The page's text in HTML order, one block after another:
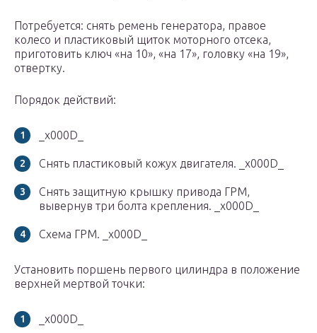
Потребуется: снять ремень генератора, правое
колесо и пластиковый щиток моторного отсека,
приготовить ключ «на 10», «на 17», головку «на 19»,
отвертку.
Порядок действий:
_x000D_
Снять пластиковый кожух двигателя. _x000D_
Снять защитную крышку привода ГРМ,
вывернув три болта крепления. _x000D_
Схема ГРМ. _x000D_
Установить поршень первого цилиндра в положение
верхней мертвой точки:
_x000D_